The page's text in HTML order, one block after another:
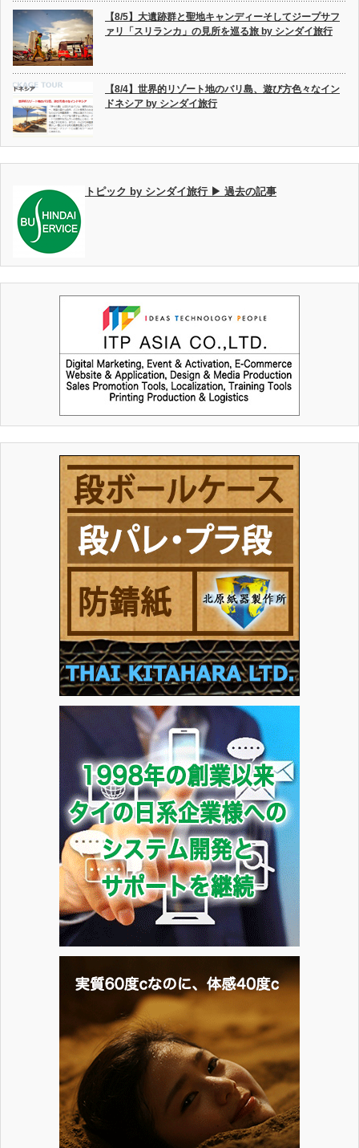
【8/5】大遺跡群と聖地キャンディーそしてジープサフ
ァリ「スリランカ」の見所を巡る旅 by シンダイ旅行
【8/4】世界的リゾート地のバリ島、遊び方色々なイン
ドネシア by シンダイ旅行
トピック by シンダイ旅行 ▶ 過去の記事